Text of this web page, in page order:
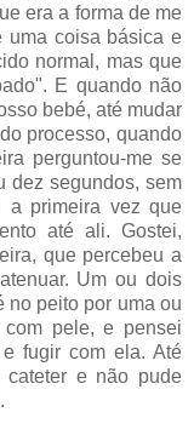
era a forma de me
uma coisa básica e
normal, mas que
E quando não
bebé, até mudar
processo, quando
perguntou-me se
dez segundos, sem
a primeira vez que
até ali. Gostei,
que percebeu a
Um ou dois
no peito por uma ou
pele, e pensei
fugir com ela. Até
cateter e não pude